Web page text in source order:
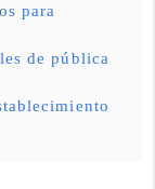
para
de pública